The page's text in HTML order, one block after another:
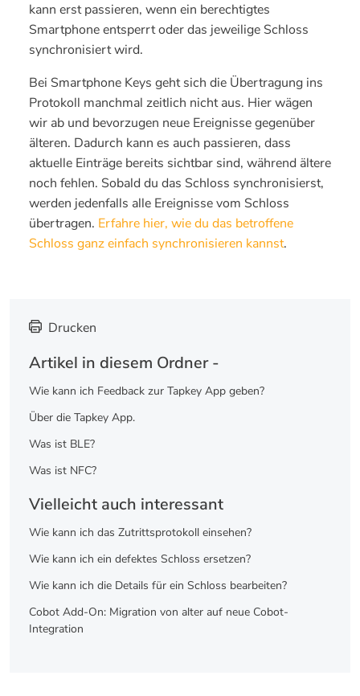
kann erst passieren, wenn ein berechtigtes
Smartphone entsperrt oder das jeweilige Schloss
synchronisiert wird.
Bei Smartphone Keys geht sich die Übertragung ins
Protokoll manchmal zeitlich nicht aus. Hier wägen
wir ab und bevorzugen neue Ereignisse gegenüber
älteren. Dadurch kann es auch passieren, dass
aktuelle Einträge bereits sichtbar sind, während ältere
noch fehlen. Sobald du das Schloss synchronisierst,
werden jedenfalls alle Ereignisse vom Schloss
übertragen. Erfahre hier, wie du das betroffene
Schloss ganz einfach synchronisieren kannst.
Drucken
Artikel in diesem Ordner -
Wie kann ich Feedback zur Tapkey App geben?
Über die Tapkey App.
Was ist BLE?
Was ist NFC?
Vielleicht auch interessant
Wie kann ich das Zutrittsprotokoll einsehen?
Wie kann ich ein defektes Schloss ersetzen?
Wie kann ich die Details für ein Schloss bearbeiten?
Cobot Add-On: Migration von alter auf neue Cobot-
Integration